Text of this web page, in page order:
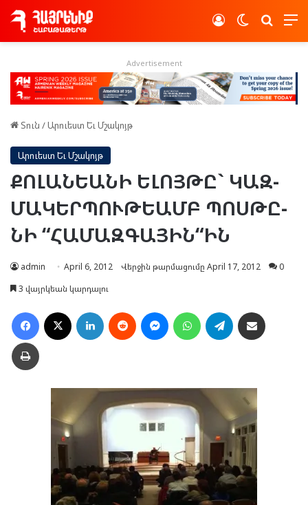
Switch skin
Log In
Advertisement
Տուն /Արուեստ Եւ Մշակոյթ
Արուեստ Եւ Մշակոյթ
ՔՈ­ԼԱՆ­ԵԱ­ՆԻ ԵԼՈՅ­ԹԸ` ԿԱԶ­
ՄԱ­ԿԵՐ­ՊՈՒ­ԹԵԱՄԲ ՊՈՍ­ԹԸ­
ՆԻ “ՀԱ­ՄԱԶ­ԳԱ­ՅԻՆ“ԻՆ
admin April 6, 2012 Վերջին թարմացումը April 17, 2012
0
3 վայրկեան կարդալու
Facebook LinkedIn Reddit MessengerWhatsAppTelegram
Տպել